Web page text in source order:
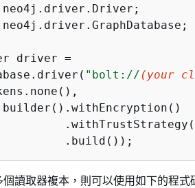
driver =
"bolt:// (your
.build());
讀取器複本，則可以使用如下的程